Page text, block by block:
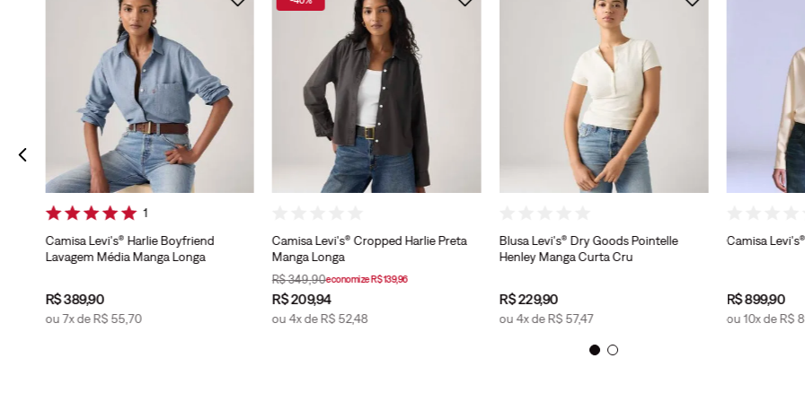
1
Camisa Levi's® Harlie Boyfriend
Lavagem Média Manga Longa
R$389,90
ou7x deR$ 55,70
Camisa Levi's® Cropped Harlie Preta
Manga Longa
R$ 349,90economizeR$139,96
R$209,94
ou4x deR$ 52,48
Blusa Levi's® Dry Goods Pointelle
Henley Manga Curta Cru
R$229,90
ou4x deR$ 57,47
Camisa
R$899,90
ou10x deR$